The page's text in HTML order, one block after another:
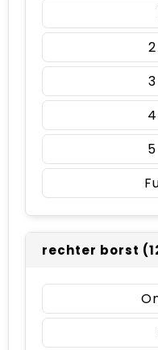
2
3
4
5
rechter borst